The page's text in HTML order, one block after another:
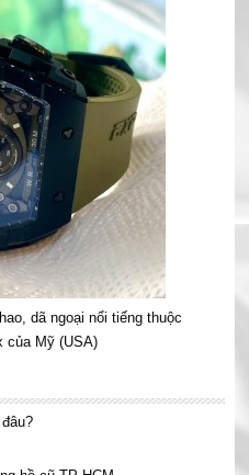
dã ngoại nổi tiếng thuộc
của Mỹ (USA)